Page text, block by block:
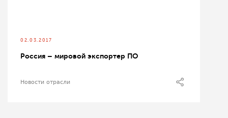
02.03.2017
Россия – мировой экспортер ПО
Новости отрасли